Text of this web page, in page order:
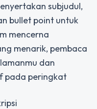
subjudul,
bullet point untuk
mencerna
menarik, pembaca
dan
pada peringkat